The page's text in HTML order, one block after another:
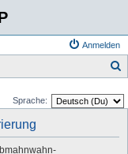
Anmelden
Sprache: